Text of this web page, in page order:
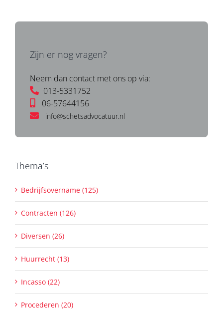
Zijn er nog vragen?
Neem dan contact met ons op via:
013-5331752
06-57644156
info@schetsadvocatuur.nl
Thema’s
Bedrijfsovername (125)
Contracten (126)
Diversen (26)
Huurrecht (13)
Incasso (22)
Procederen (20)